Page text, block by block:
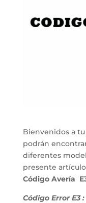
Bienvenidos a
podrán
diferentes
presente
Código Avería
Código Error E3 :